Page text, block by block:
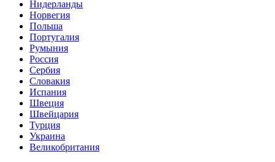
Нидерланды
Норвегия
Польша
Португалия
Румыния
Россия
Сербия
Словакия
Испания
Швеция
Швейцария
Турция
Украина
Великобритания